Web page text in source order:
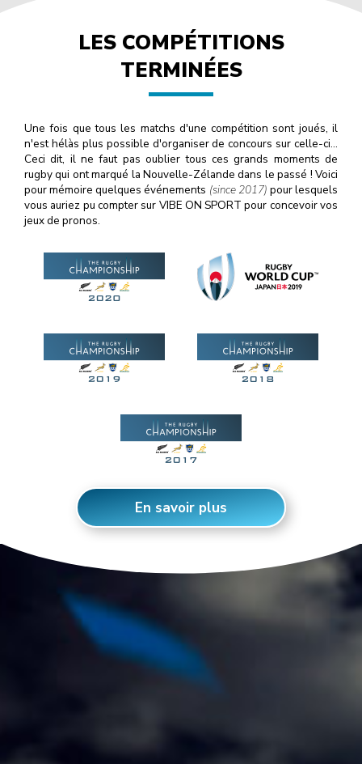
LES COMPÉTITIONS
TERMINÉES
Une fois que tous les matchs d'une compétition sont joués, il
n'est hélàs plus possible d'organiser de concours sur celle-ci…
Ceci dit, il ne faut pas oublier tous ces grands moments de
rugby qui ont marqué la Nouvelle-Zélande dans le passé ! Voici
pour mémoire quelques événements (since 2017) pour lesquels
vous auriez pu compter sur VIBE ON SPORT pour concevoir vos
jeux de pronos.
En savoir plus